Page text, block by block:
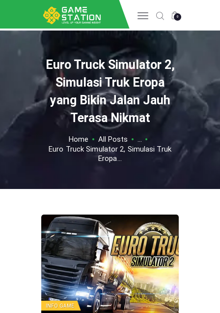
0
Euro Truck Simulator 2,
Simulasi Truk Eropa
yang Bikin Jalan Jauh
Terasa Nikmat
Home All Posts
...
Euro Truck Simulator 2, Simulasi Truk
Eropa...
HOME
INFO GAME
ESPORTS
TIPS & TRICK
REVIEW GAME
INFO GAME